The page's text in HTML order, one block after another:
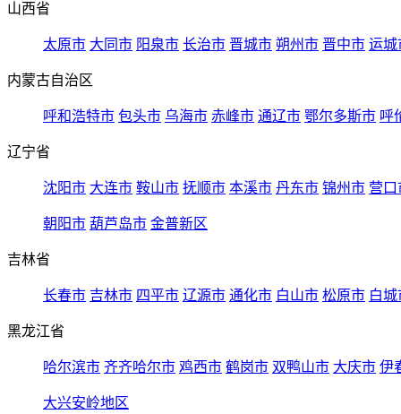
山西省
太原市 大同市 阳泉市 长治市 晋城市 朔州市 晋中市 运城
内蒙古自治区
呼和浩特市 包头市 乌海市 赤峰市 通辽市 鄂尔多斯市 呼
辽宁省
沈阳市 大连市 鞍山市 抚顺市 本溪市 丹东市 锦州市 营口
朝阳市 葫芦岛市 金普新区
吉林省
长春市 吉林市 四平市 辽源市 通化市 白山市 松原市 白城
黑龙江省
哈尔滨市 齐齐哈尔市 鸡西市 鹤岗市 双鸭山市 大庆市 伊
大兴安岭地区